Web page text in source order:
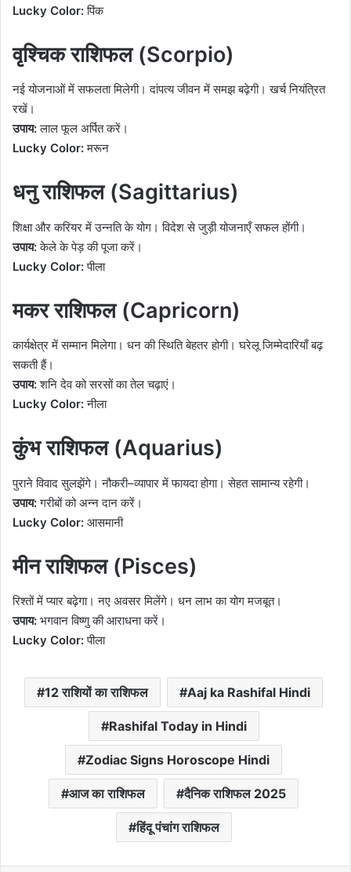
Lucky Color:पिंक
वृश्चिक राशिफल (Scorpio)
नई योजनाओं में सफलता मिलेगी। दांपत्य जीवन में समझ बढ़ेगी। खर्च नियंत्रित
रखें।
उपाय:लाल फूल अर्पित करें।
Lucky Color:मरून
धनु राशिफल (Sagittarius)
शिक्षा और करियर में उन्नति के योग। विदेश से जुड़ी योजनाएँ सफल होंगी।
उपाय:केले के पेड़ की पूजा करें।
Lucky Color:पीला
मकर राशिफल (Capricorn)
कार्यक्षेत्र में सम्मान मिलेगा। धन की स्थिति बेहतर होगी। घरेलू जिम्मेदारियाँ बढ़
सकती हैं।
उपाय:शनि देव को सरसों का तेल चढ़ाएं।
Lucky Color:नीला
कुंभ राशिफल (Aquarius)
पुराने विवाद सुलझेंगे। नौकरी–व्यापार में फायदा होगा। सेहत सामान्य रहेगी।
उपाय:गरीबों को अन्न दान करें।
Lucky Color: आसमानी
मीन राशिफल (Pisces)
रिश्तों में प्यार बढ़ेगा। नए अवसर मिलेंगे। धन लाभ का योग मजबूत।
उपाय: भगवान विष्णु की आराधना करें।
Lucky Color:पीला
12 राशियों का राशिफल Aaj ka Rashifal Hindi
Rashifal Today in Hindi
Zodiac Signs Horoscope Hindi
आज का राशिफल दैनिक राशिफल 2025
हिंदू पंचांग राशिफल